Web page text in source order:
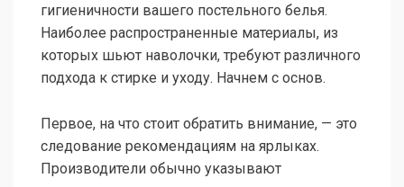
гигиеничности вашего постельного белья.
Наиболее распространенные материалы, из
которых шьют наволочки, требуют различного
подхода к стирке и уходу. Начнем с основ.
Первое, на что стоит обратить внимание, — это
следование рекомендациям на ярлыках.
Производители обычно указывают